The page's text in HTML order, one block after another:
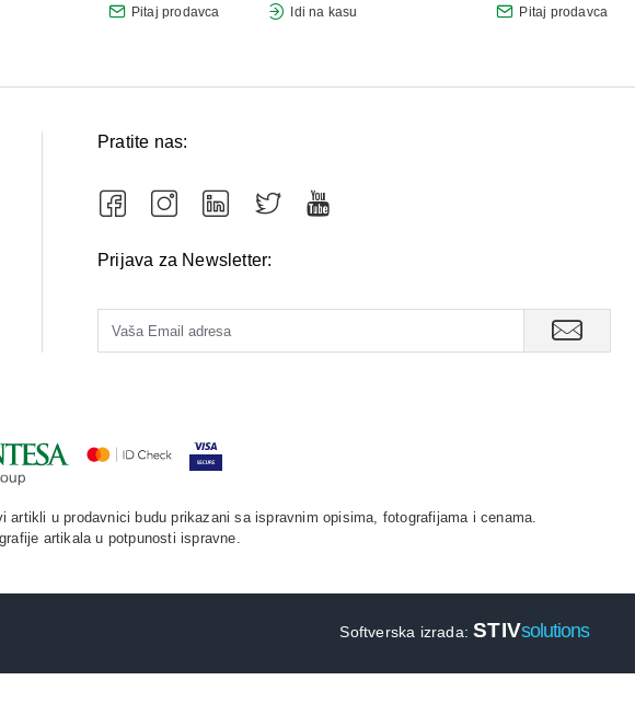
Pitaj prodavca Idi na kasu Pitaj prodavca
Pratite nas:
Prijava za Newsletter:
u prodavnici budu prikazani sa ispravnim opisima, fotografijama i cenama.
artikala u potpunosti ispravne.
Softverska izrada:STIVsolutions